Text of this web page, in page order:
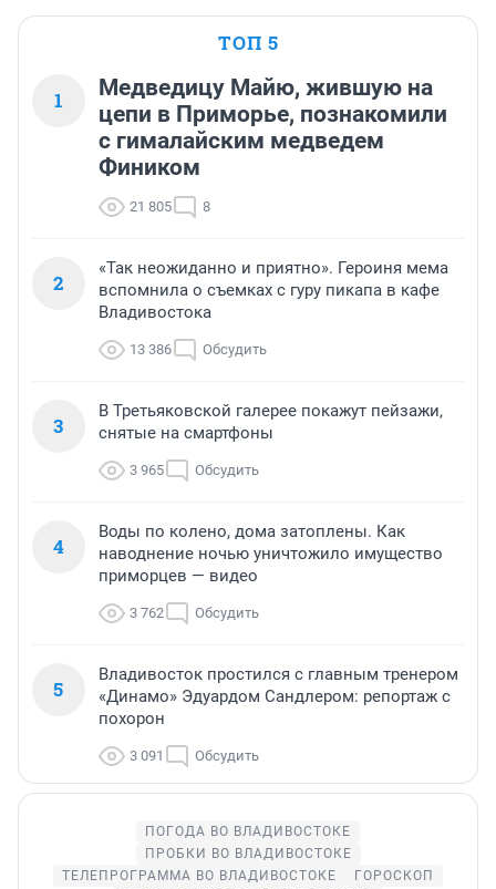
ТОП 5
1
Медведицу Майю, жившую на
цепи в Приморье, познакомили
с гималайским медведем
Фиником
21 805 8
2
«Так неожиданно и приятно». Героиня мема
вспомнила о съемках с гуру пикапа в кафе
Владивостока
13 386 Обсудить
3
В Третьяковской галерее покажут пейзажи,
снятые на смартфоны
3 965 Обсудить
4
Воды по колено, дома затоплены. Как
наводнение ночью уничтожило имущество
приморцев — видео
3 762 Обсудить
5
Владивосток простился с главным тренером
«Динамо» Эдуардом Сандлером: репортаж с
похорон
3 091 Обсудить
ПОГОДА ВО ВЛАДИВОСТОКЕ
ПРОБКИ ВО ВЛАДИВОСТОКЕ
ТЕЛЕПРОГРАММА ВО ВЛАДИВОСТОКЕ
ГОРОСКОП